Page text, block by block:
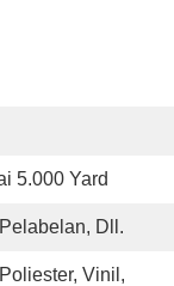
5.000 Yard
Dll.
Vinil,